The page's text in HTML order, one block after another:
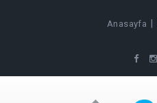
Anasayfa